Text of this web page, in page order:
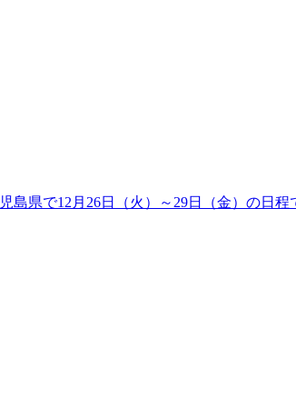
島県で12月26日（火）～29日（金）の日